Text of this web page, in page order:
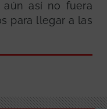
aún así no fuera
para llegar a las